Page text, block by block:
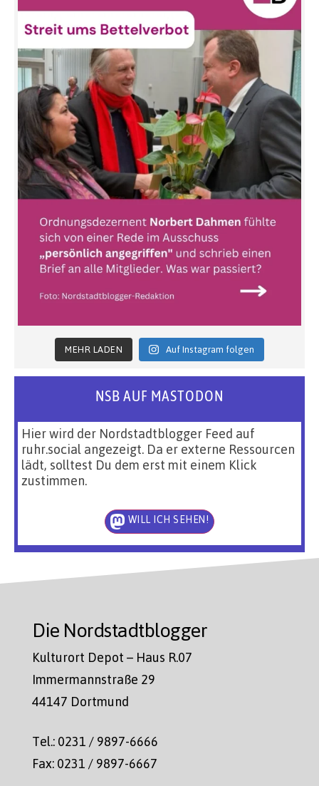
MEHR LADEN Auf Instagram folgen
NSB AUF MASTODON
Hier wird der Nordstadtblogger Feed auf
ruhr.social angezeigt. Da er externe Ressourcen
lädt, solltest Du dem erst mit einem Klick
zustimmen.
WILL ICH SEHEN!
Die Nordstadtblogger
Kulturort Depot – Haus R.07
Immermannstraße 29
44147 Dortmund
Tel.: 0231 / 9897-6666
Fax: 0231 / 9897-6667